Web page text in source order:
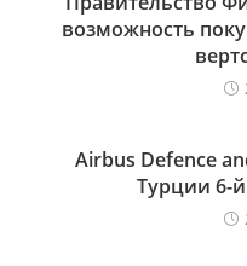
возможность
Airbus Defence
Турции 6-